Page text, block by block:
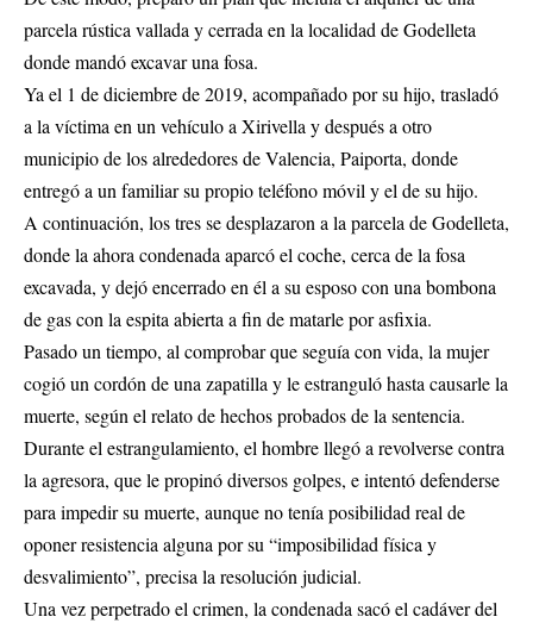
parcela rústica vallada y cerrada en la localidad de Godelleta
donde mandó excavar una fosa.
Ya el 1 de diciembre de 2019, acompañado por su hijo, trasladó
a la víctima en un vehículo a Xirivella y después a otro
municipio de los alrededores de Valencia, Paiporta, donde
entregó a un familiar su propio teléfono móvil y el de su hijo.
A continuación, los tres se desplazaron a la parcela de Godelleta,
donde la ahora condenada aparcó el coche, cerca de la fosa
excavada, y dejó encerrado en él a su esposo con una bombona
de gas con la espita abierta a fin de matarle por asfixia.
Pasado un tiempo, al comprobar que seguía con vida, la mujer
cogió un cordón de una zapatilla y le estranguló hasta causarle la
muerte, según el relato de hechos probados de la sentencia.
Durante el estrangulamiento, el hombre llegó a revolverse contra
la agresora, que le propinó diversos golpes, e intentó defenderse
para impedir su muerte, aunque no tenía posibilidad real de
oponer resistencia alguna por su “imposibilidad física y
desvalimiento”, precisa la resolución judicial.
Una vez perpetrado el crimen, la condenada sacó el cadáver del